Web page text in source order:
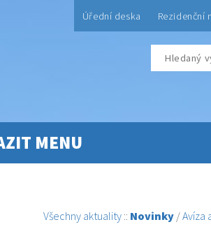
Úřední deska Rezidenční
MENU
Všechny aktuality :: Novinky /Avíza